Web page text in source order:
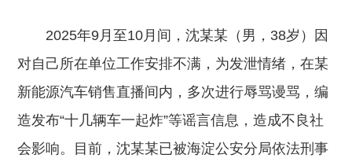
2025年9月至10月间，沈某某（男，38岁）因
对自己所在单位工作安排不满，为发泄情绪，在某
新能源汽车销售直播间内，多次进行辱骂谩骂，编
造发布“十几辆车一起炸”等谣言信息，造成不良社
会影响。目前，沈某某已被海淀公安分局依法刑事